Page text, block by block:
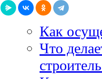
Как
Что